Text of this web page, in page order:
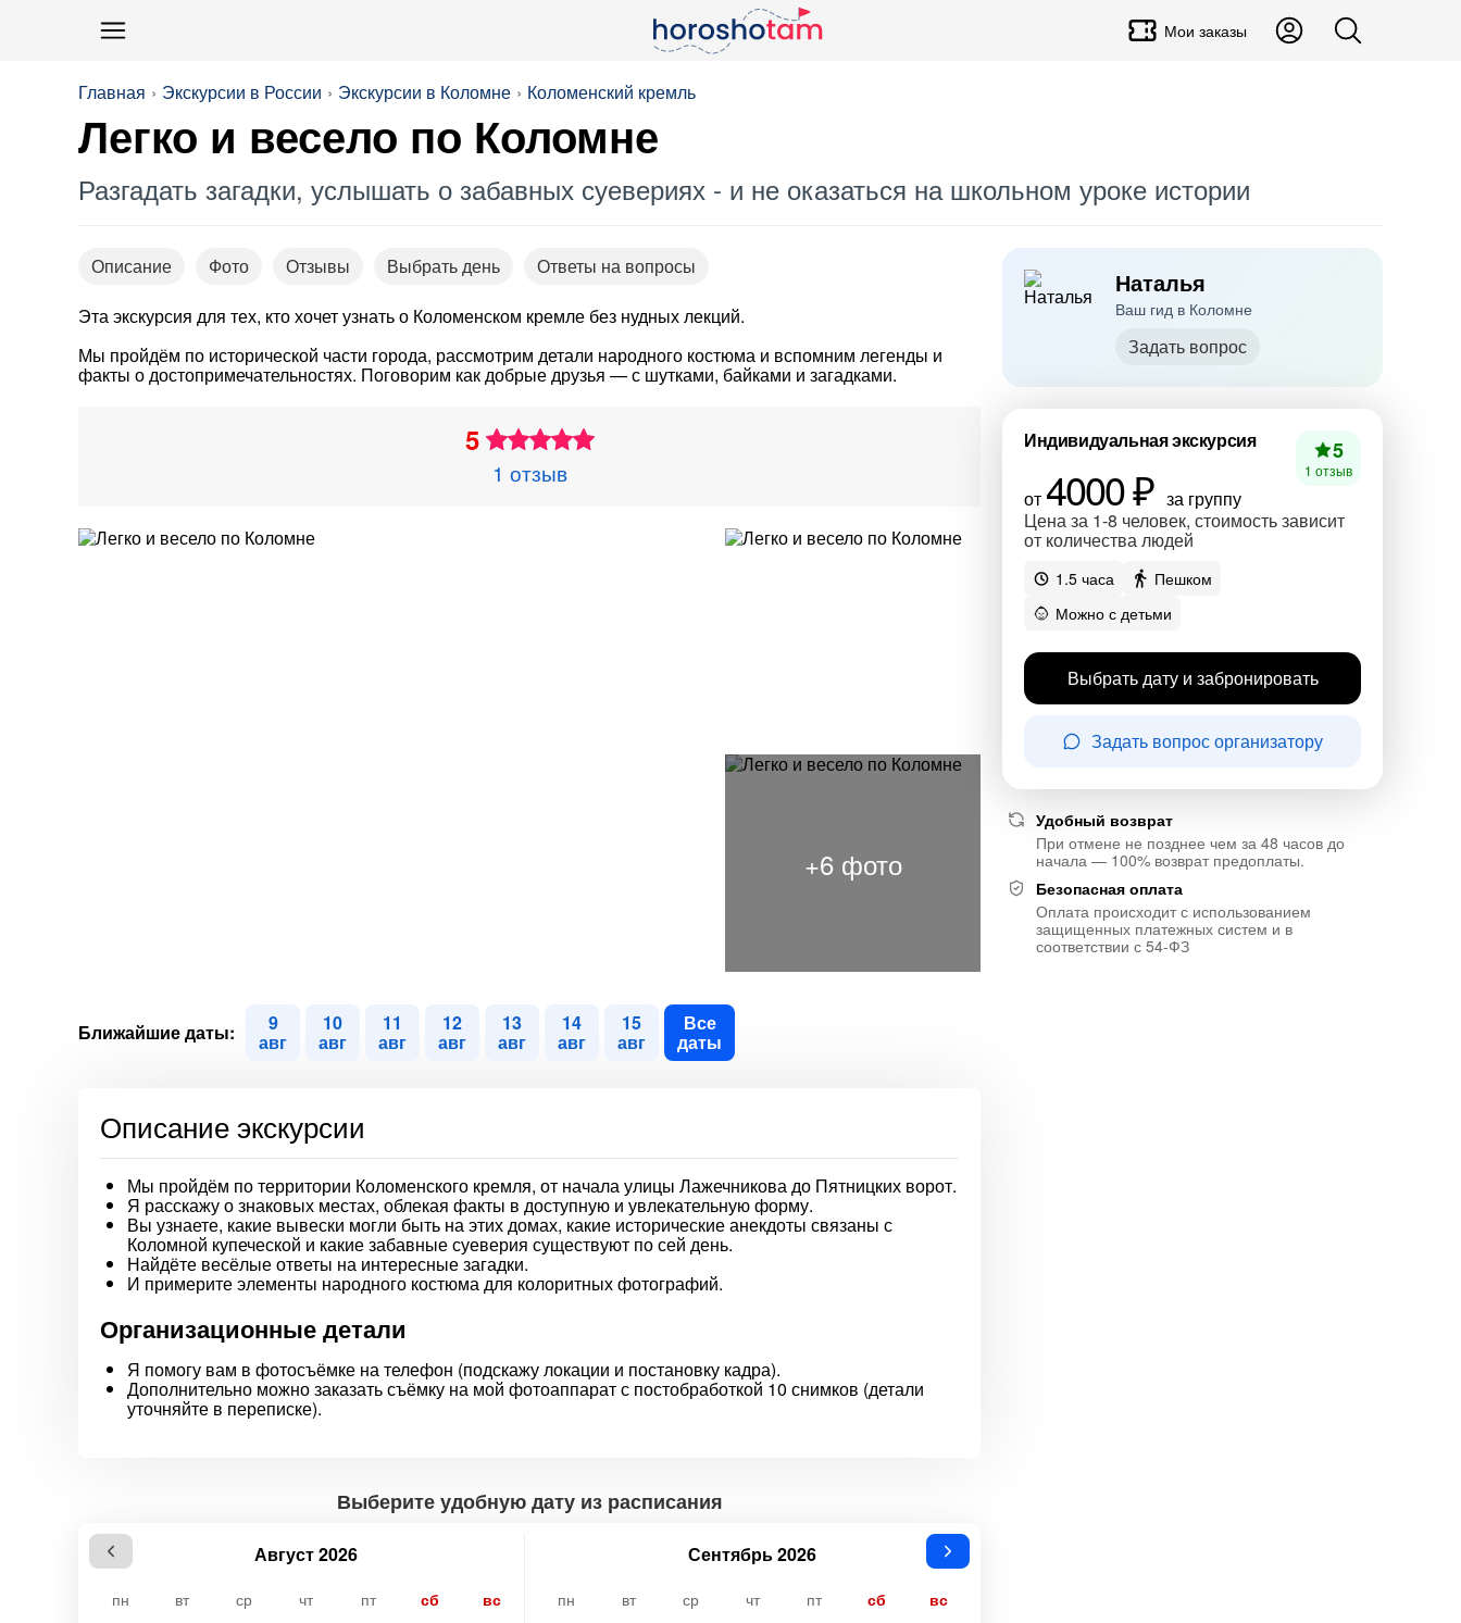
Мои заказы
Главная Экскурсии в России Экскурсии в Коломне Коломенский кремль
Легко и весело по Коломне
Разгадать загадки, услышать о забавных суевериях - и не оказаться на школьном уроке истории
Описание Фото Отзывы Выбрать день
Ответы на вопросы
Эта экскурсия для тех, кто хочет узнать о Коломенском кремле без нудных лекций.
Мы пройдём по исторической части города, рассмотрим детали народного костюма и вспомним легенды и
факты о достопримечательностях. Поговорим как добрые друзья — с шутками, байками и загадками.
5
1 отзыв
Ближайшие даты: 9
авг
10
авг
11
авг
12
авг
13
авг
14
авг
15
авг
Все
даты
Описание экскурсии
Мы пройдём по территории Коломенского кремля, от начала улицы Лажечникова до Пятницких ворот.
Я расскажу о знаковых местах, облекая факты в доступную и увлекательную форму.
Вы узнаете, какие вывески могли быть на этих домах, какие исторические анекдоты связаны с
Коломной купеческой и какие забавные суеверия существуют по сей день.
Найдёте весёлые ответы на интересные загадки.
И примерите элементы народного костюма для колоритных фотографий.
Организационные детали
Я помогу вам в фотосъёмке на телефон (подскажу локации и постановку кадра).
Дополнительно можно заказать съёмку на мой фотоаппарат с постобработкой 10 снимков (детали
уточняйте в переписке).
Выберите удобную дату из расписания
Август 2026
пн вт ср чт пт сб вс
Сентябрь 2026
пн вт ср чт пт сб вс
Наталья
Ваш гид в Коломне
Задать вопрос
Индивидуальная экскурсия
от 4000 ₽ за группу
Цена за 1-8 человек, стоимость зависит
от количества людей
5
1 отзыв
1.5 часа
Пешком
Можно с детьми
Выбрать дату и забронировать
Задать вопрос организатору
Удобный возврат
При отмене не позднее чем за 48 часов до
начала — 100% возврат предоплаты.
Безопасная оплата
Оплата происходит с использованием
защищенных платежных систем и в
соответствии с 54-ФЗ